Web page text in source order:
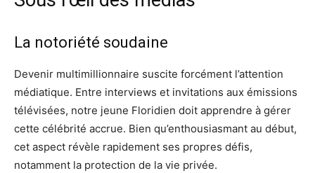
La notoriété soudaine
Devenir multimillionnaire suscite forcément l’attention
médiatique. Entre interviews et invitations aux émissions
télévisées, notre jeune Floridien doit apprendre à gérer
cette célébrité accrue. Bien qu’enthousiasmant au début,
cet aspect révèle rapidement ses propres défis,
notamment la protection de la vie privée.